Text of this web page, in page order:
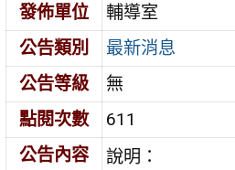
發佈單位
輔導室
公告類別
最新消息
公告等級
無
點閱次數
611
公告內容
說明：